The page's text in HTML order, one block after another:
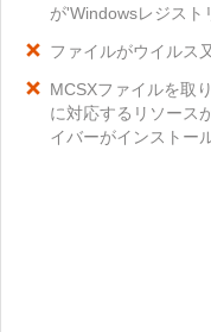
が'Windowsレジスト
ファイルがウイルス
MCSXファイルを取
に対応するリソース
イバーがインストー